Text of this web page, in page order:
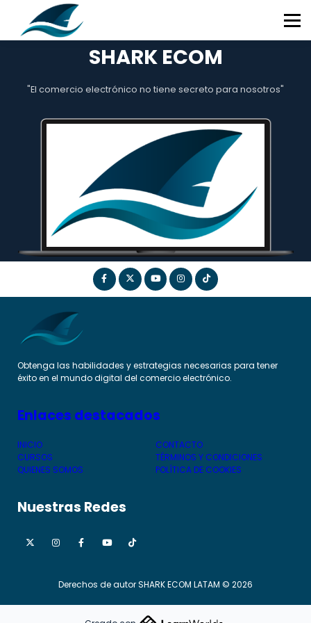
QUIENES SOMOS
INICIAR SESIÓN
SHARK ECOM
"El comercio electrónico no tiene secreto para nosotros"
Obtenga las habilidades y estrategias necesarias para tener
éxito en el mundo digital del comercio electrónico.
Enlaces destacados
INICIO
CONTACTO
CURSOS
TÉRMINOS Y CONDICIONES
QUIENES SOMOS
POLÍTICA DE COOKIES
Nuestras Redes
Derechos de autor SHARK ECOM LATAM © 2026